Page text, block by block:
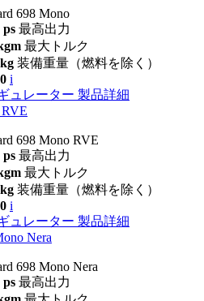
698 Mono
ps 最高出力
最大トルク
装備重量（燃料を除く）
i
ュレーター 製品詳細
698 Mono RVE
ps 最高出力
最大トルク
装備重量（燃料を除く）
i
ュレーター 製品詳細
Nera
698 Mono Nera
ps 最高出力